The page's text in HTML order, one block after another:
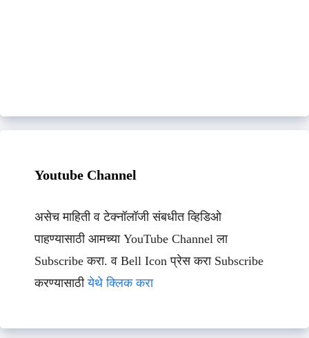
Youtube Channel
असेच माहिती व टेक्नॉलॉजी संबधीत व्हिडिओ
पाहण्यासाठी आमच्या YouTube Channel ला
Subscribe करा. व Bell Icon प्रेस करा Subscribe
करण्यासाठीयेथे क्लिक करा